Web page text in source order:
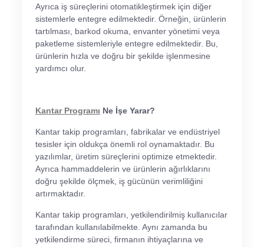
Ayrıca iş süreçlerini otomatikleştirmek için diğer
sistemlerle entegre edilmektedir. Örneğin, ürünlerin
tartılması, barkod okuma, envanter yönetimi veya
paketleme sistemleriyle entegre edilmektedir. Bu,
ürünlerin hızla ve doğru bir şekilde işlenmesine
yardımcı olur.
Kantar Programı Ne İşe Yarar?
Kantar takip programları, fabrikalar ve endüstriyel
tesisler için oldukça önemli rol oynamaktadır. Bu
yazılımlar, üretim süreçlerini optimize etmektedir.
Ayrıca hammaddelerin ve ürünlerin ağırlıklarını
doğru şekilde ölçmek, iş gücünün verimliliğini
artırmaktadır.
Kantar takip programları, yetkilendirilmiş kullanıcılar
tarafından kullanılabilmekte. Aynı zamanda bu
yetkilendirme süreci, firmanın ihtiyaçlarına ve